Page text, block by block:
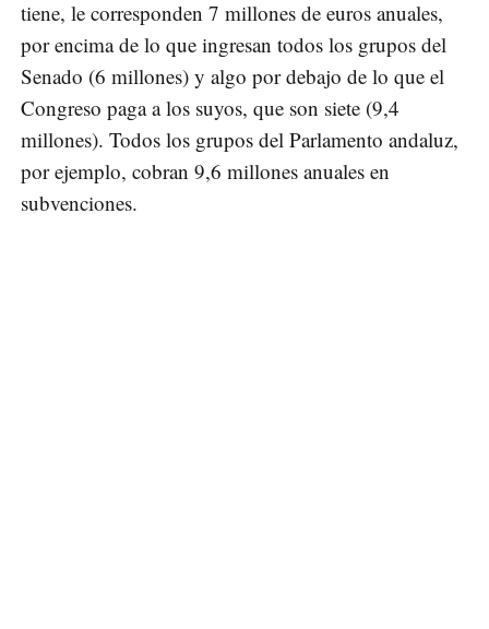
tiene, le corresponden 7 millones de euros anuales,
por encima de lo que ingresan todos los grupos del
Senado (6 millones) y algo por debajo de lo que el
Congreso paga a los suyos, que son siete (9,4
millones). Todos los grupos del Parlamento andaluz,
por ejemplo, cobran 9,6 millones anuales en
subvenciones.